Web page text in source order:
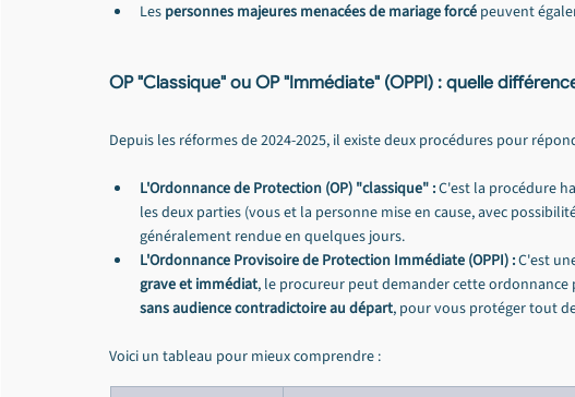
Les personnes majeures menacées de mariage forcé peuvent
OP "Classique" ou OP "Immédiate" (OPPI) : quelle
Depuis les réformes de 2024-2025, il existe deux procédures pour
L'Ordonnance de Protection (OP) "classique" : C'est la procédure
les deux parties (vous et la personne mise en cause, avec
généralement rendue en quelques jours.
L'Ordonnance Provisoire de Protection Immédiate (OPPI) : C'est
grave et immédiat, le procureur peut demander cette ordonnance
sans audience contradictoire au départ, pour vous protéger tout
Voici un tableau pour mieux comprendre :